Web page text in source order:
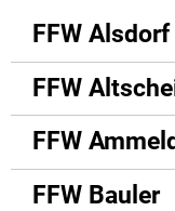
FFW Alsdorf
FFW
FFW
FFW Bauler